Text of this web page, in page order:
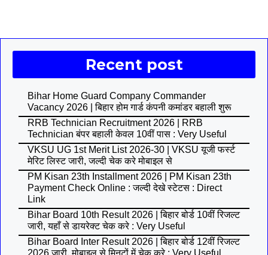
Recent post
Bihar Home Guard Company Commander
Vacancy 2026 | बिहार होम गार्ड कंपनी कमांडर बहाली शुरू
RRB Technician Recruitment 2026 | RRB
Technician बंपर बहाली केवल 10वीं पास : Very Useful
VKSU UG 1st Merit List 2026-30 | VKSU यूजी फर्स्ट
मेरिट लिस्ट जारी, जल्दी चेक करे मोबाइल से
PM Kisan 23th Installment 2026 | PM Kisan 23th
Payment Check Online : जल्दी देखे स्टेटस : Direct
Link
Bihar Board 10th Result 2026 | बिहार बोर्ड 10वीं रिजल्ट
जारी, यहाँ से डायरेक्ट चेक करे : Very Useful
Bihar Board Inter Result 2026 | बिहार बोर्ड 12वीं रिजल्ट
2026 जारी, मोबाइल से मिनटों में चेक करे : Very Useful